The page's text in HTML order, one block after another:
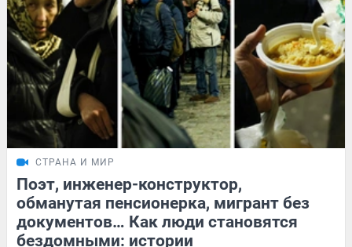
СТРАНА И МИР
Поэт, инженер-конструктор,
обманутая пенсионерка, мигрант без
документов… Как люди становятся
бездомными: истории